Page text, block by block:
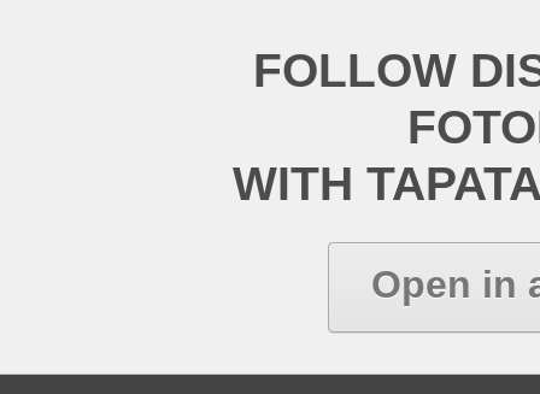
FOLLOW
WITH
Open in